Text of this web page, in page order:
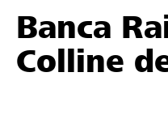
Unterstützen
Hilfe & Support
Banca
Colline